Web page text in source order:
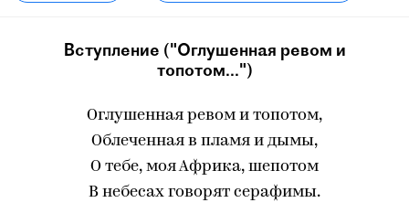
Вступление ("Оглушенная ревом и
топотом...")
Оглушенная ревом и топотом,
Облеченная в пламя и дымы,
О тебе, моя Африка, шепотом
В небесах говорят серафимы.